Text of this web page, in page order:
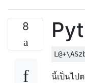
8
นี้เป็นไป